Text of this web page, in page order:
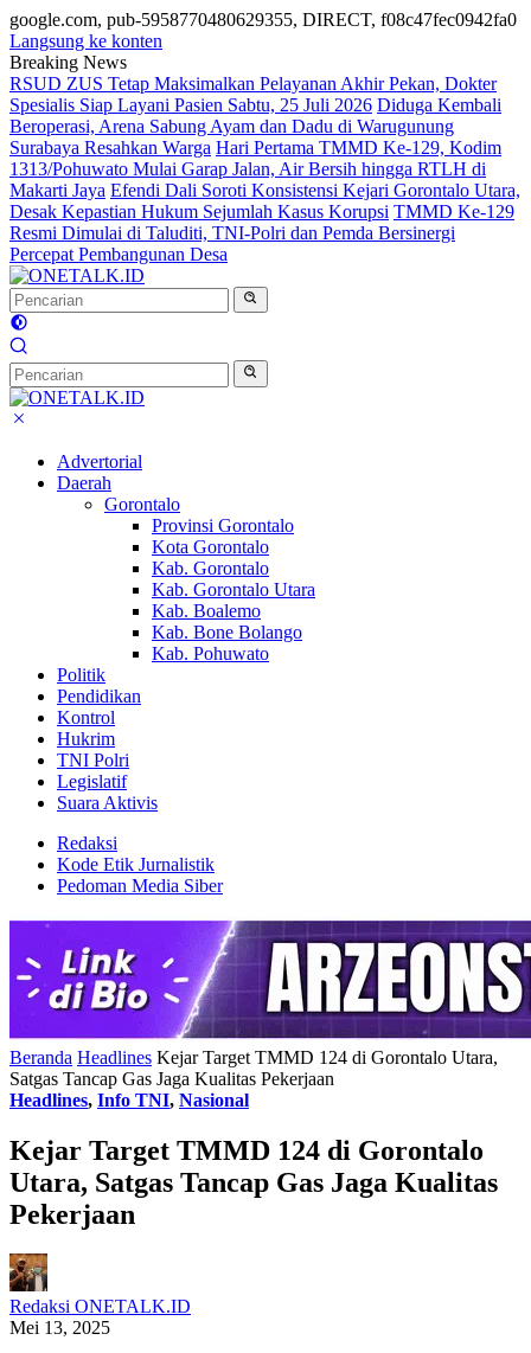
google.com, pub-5958770480629355, DIRECT, f08c47fec0942fa0
Langsung ke konten
Breaking News
RSUD ZUS Tetap Maksimalkan Pelayanan Akhir Pekan, Dokter
Spesialis Siap Layani Pasien Sabtu, 25 Juli 2026 Diduga Kembali
Beroperasi, Arena Sabung Ayam dan Dadu di Warugunung
Surabaya Resahkan Warga Hari Pertama TMMD Ke-129, Kodim
1313/Pohuwato Mulai Garap Jalan, Air Bersih hingga RTLH di
Makarti Jaya Efendi Dali Soroti Konsistensi Kejari Gorontalo Utara,
Desak Kepastian Hukum Sejumlah Kasus Korupsi TMMD Ke-129
Resmi Dimulai di Taluditi, TNI-Polri dan Pemda Bersinergi
Percepat Pembangunan Desa
Advertorial
Daerah
Gorontalo
Provinsi Gorontalo
Kota Gorontalo
Kab. Gorontalo
Kab. Gorontalo Utara
Kab. Boalemo
Kab. Bone Bolango
Kab. Pohuwato
Politik
Pendidikan
Kontrol
Hukrim
TNI Polri
Legislatif
Suara Aktivis
Redaksi
Kode Etik Jurnalistik
Pedoman Media Siber
Beranda Headlines Kejar Target TMMD 124 di Gorontalo Utara,
Satgas Tancap Gas Jaga Kualitas Pekerjaan
Headlines, Info TNI, Nasional
Kejar Target TMMD 124 di Gorontalo
Utara, Satgas Tancap Gas Jaga Kualitas
Pekerjaan
Redaksi ONETALK.ID
Mei 13, 2025